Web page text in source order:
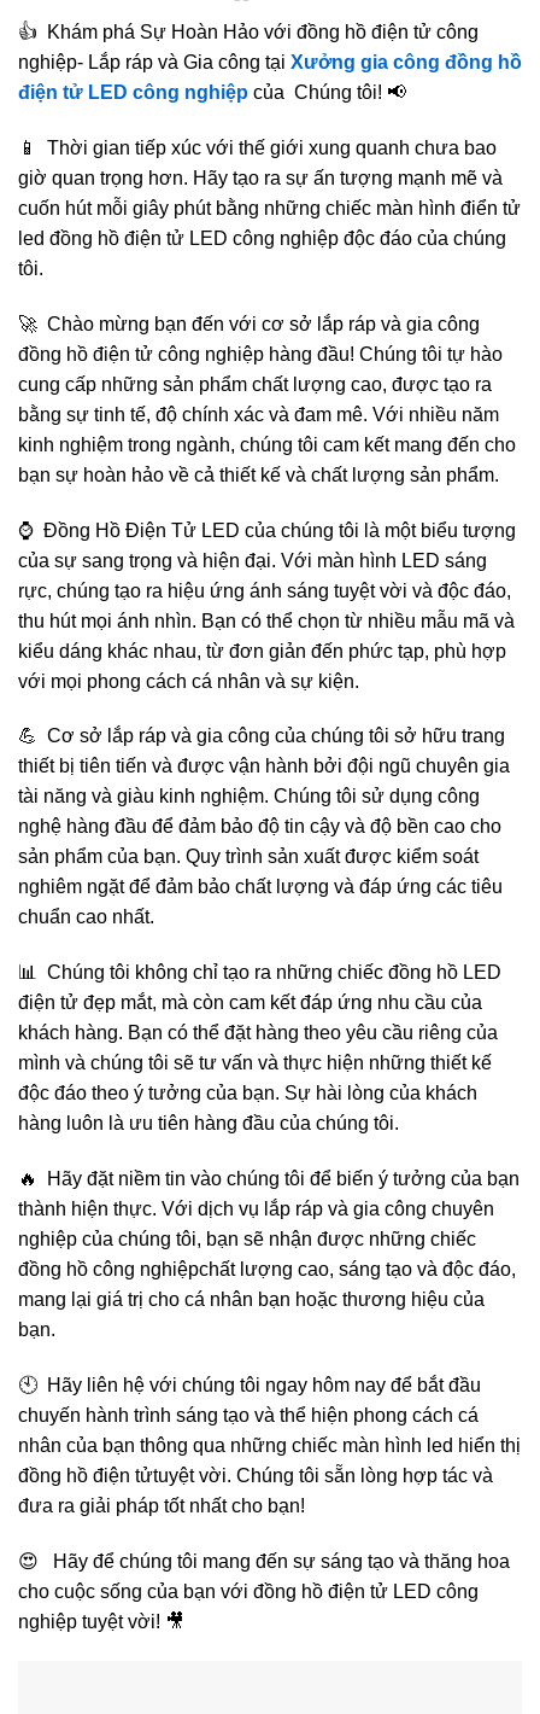
👍 Khám phá Sự Hoàn Hảo với đồng hồ điện tử công
nghiệp- Lắp ráp và Gia công tại Xưởng gia công đồng hồ
điện tử LED công nghiệp của Chúng tôi! 📢
📱 Thời gian tiếp xúc với thế giới xung quanh chưa bao
giờ quan trọng hơn. Hãy tạo ra sự ấn tượng mạnh mẽ và
cuốn hút mỗi giây phút bằng những chiếc màn hình điển tử
led đồng hồ điện tử LED công nghiệp độc đáo của chúng
tôi.
🚀 Chào mừng bạn đến với cơ sở lắp ráp và gia công
đồng hồ điện tử công nghiệp hàng đầu! Chúng tôi tự hào
cung cấp những sản phẩm chất lượng cao, được tạo ra
bằng sự tinh tế, độ chính xác và đam mê. Với nhiều năm
kinh nghiệm trong ngành, chúng tôi cam kết mang đến cho
bạn sự hoàn hảo về cả thiết kế và chất lượng sản phẩm.
⌚️ Đồng Hồ Điện Tử LED của chúng tôi là một biểu tượng
của sự sang trọng và hiện đại. Với màn hình LED sáng
rực, chúng tạo ra hiệu ứng ánh sáng tuyệt vời và độc đáo,
thu hút mọi ánh nhìn. Bạn có thể chọn từ nhiều mẫu mã và
kiểu dáng khác nhau, từ đơn giản đến phức tạp, phù hợp
với mọi phong cách cá nhân và sự kiện.
💪 Cơ sở lắp ráp và gia công của chúng tôi sở hữu trang
thiết bị tiên tiến và được vận hành bởi đội ngũ chuyên gia
tài năng và giàu kinh nghiệm. Chúng tôi sử dụng công
nghệ hàng đầu để đảm bảo độ tin cậy và độ bền cao cho
sản phẩm của bạn. Quy trình sản xuất được kiểm soát
nghiêm ngặt để đảm bảo chất lượng và đáp ứng các tiêu
chuẩn cao nhất.
📊 Chúng tôi không chỉ tạo ra những chiếc đồng hồ LED
điện tử đẹp mắt, mà còn cam kết đáp ứng nhu cầu của
khách hàng. Bạn có thể đặt hàng theo yêu cầu riêng của
mình và chúng tôi sẽ tư vấn và thực hiện những thiết kế
độc đáo theo ý tưởng của bạn. Sự hài lòng của khách
hàng luôn là ưu tiên hàng đầu của chúng tôi.
🔥 Hãy đặt niềm tin vào chúng tôi để biến ý tưởng của bạn
thành hiện thực. Với dịch vụ lắp ráp và gia công chuyên
nghiệp của chúng tôi, bạn sẽ nhận được những chiếc
đồng hồ công nghiệpchất lượng cao, sáng tạo và độc đáo,
mang lại giá trị cho cá nhân bạn hoặc thương hiệu của
bạn.
🕙 Hãy liên hệ với chúng tôi ngay hôm nay để bắt đầu
chuyến hành trình sáng tạo và thể hiện phong cách cá
nhân của bạn thông qua những chiếc màn hình led hiển thị
đồng hồ điện tửtuyệt vời. Chúng tôi sẵn lòng hợp tác và
đưa ra giải pháp tốt nhất cho bạn!
😍 Hãy để chúng tôi mang đến sự sáng tạo và thăng hoa
cho cuộc sống của bạn với đồng hồ điện tử LED công
nghiệp tuyệt vời! 🎥